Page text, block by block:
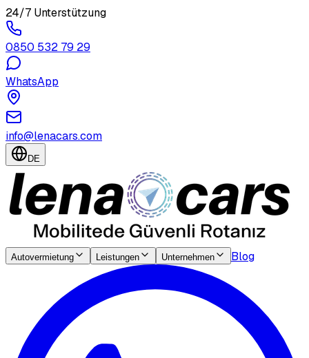
24/7 Unterstützung
0850 532 79 29
WhatsApp
info@lenacars.com
DE
Autovermietung Leistungen Unternehmen Blog